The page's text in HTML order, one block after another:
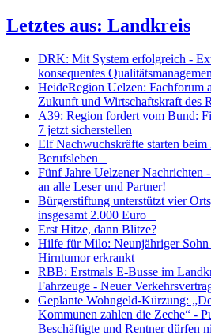
Letztes aus: Landkreis
DRK: Mit System erfolgreich -
konsequentes
HeideRegion Uelzen: Fachforum
Zukunft und Wirtschaftskraft des
A39: Region fordert vom Bund:
7 jetzt sicherstellen
Elf Nachwuchskräfte starten
Berufsleben
Fünf Jahre Uelzener Nachrichten
an alle Leser und Partner!
Bürgerstiftung unterstützt vier
insgesamt 2.000 Euro
Erst Hitze, dann Blitze?
Hilfe für Milo: Neunjähriger
Hirntumor erkrankt
RBB: Erstmals E-Busse im
Fahrzeuge - Neuer
Geplante Wohngeld-Kürzung:
Kommunen zahlen die Zeche“ -
Beschäftigte und Rentner dürfen